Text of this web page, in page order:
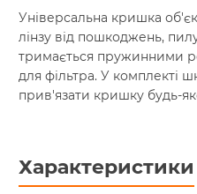
Універсальна кришка
лінзу від пошкоджень,
тримається пружинними
для фільтра. У комплекті
прив'язати кришку будь-
Характеристики